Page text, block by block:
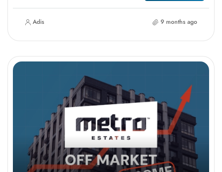
Adis 9 months ago